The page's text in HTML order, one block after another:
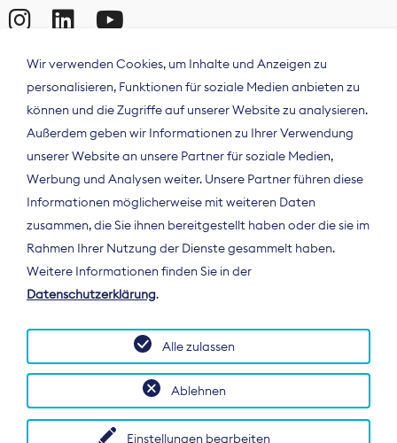
Der Bundesverband Digitalpublisher und
Zeitungsverleger (BDZV) vertritt als
Spitzenorganisation die Interessen der
Deutschland und auf EU-Ebene.
Wir verwenden Cookies, um Inhalte und Anzeigen zu
personalisieren, Funktionen für soziale Medien anbieten zu
können und die Zugriffe auf unserer Website zu analysieren.
Außerdem geben wir Informationen zu Ihrer Verwendung
unserer Website an unsere Partner für soziale Medien,
Werbung und Analysen weiter. Unsere Partner führen diese
Informationen möglicherweise mit weiteren Daten
zusammen, die Sie ihnen bereitgestellt haben oder die sie im
Rahmen Ihrer Nutzung der Dienste gesammelt haben.
Weitere Informationen finden Sie in der
Datenschutzerklärung.
Einstellungen bearbeiten
Ablehnen
Alle zulassen